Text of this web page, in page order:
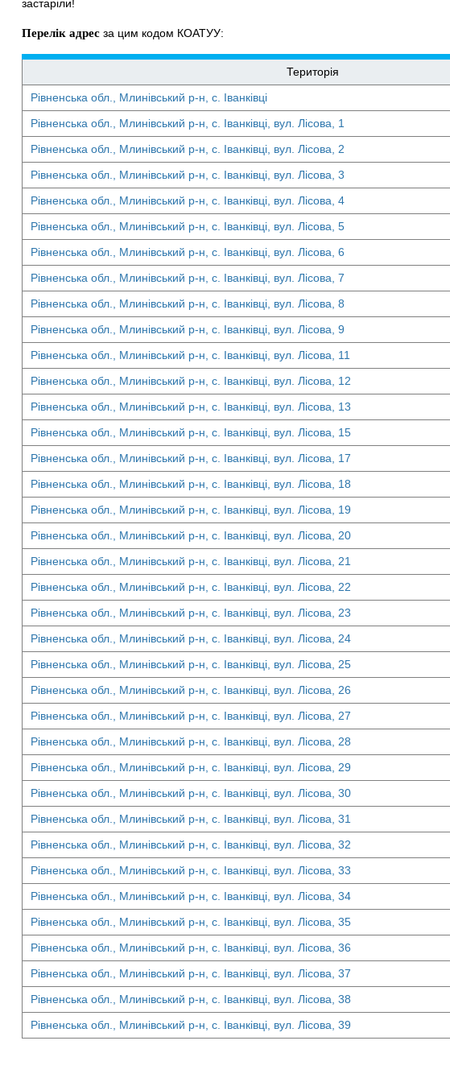
застаріли!
Перелік адрес за цим кодом КОАТУУ:
Територія
Рівненська обл., Млинівський р-н, с. Іванківці
Рівненська обл., Млинівський р-н, с. Іванківці, вул. Лісова, 1
Рівненська обл., Млинівський р-н, с. Іванківці, вул. Лісова, 2
Рівненська обл., Млинівський р-н, с. Іванківці, вул. Лісова, 3
Рівненська обл., Млинівський р-н, с. Іванківці, вул. Лісова, 4
Рівненська обл., Млинівський р-н, с. Іванківці, вул. Лісова, 5
Рівненська обл., Млинівський р-н, с. Іванківці, вул. Лісова, 6
Рівненська обл., Млинівський р-н, с. Іванківці, вул. Лісова, 7
Рівненська обл., Млинівський р-н, с. Іванківці, вул. Лісова, 8
Рівненська обл., Млинівський р-н, с. Іванківці, вул. Лісова, 9
Рівненська обл., Млинівський р-н, с. Іванківці, вул. Лісова, 11
Рівненська обл., Млинівський р-н, с. Іванківці, вул. Лісова, 12
Рівненська обл., Млинівський р-н, с. Іванківці, вул. Лісова, 13
Рівненська обл., Млинівський р-н, с. Іванківці, вул. Лісова, 15
Рівненська обл., Млинівський р-н, с. Іванківці, вул. Лісова, 17
Рівненська обл., Млинівський р-н, с. Іванківці, вул. Лісова, 18
Рівненська обл., Млинівський р-н, с. Іванківці, вул. Лісова, 19
Рівненська обл., Млинівський р-н, с. Іванківці, вул. Лісова, 20
Рівненська обл., Млинівський р-н, с. Іванківці, вул. Лісова, 21
Рівненська обл., Млинівський р-н, с. Іванківці, вул. Лісова, 22
Рівненська обл., Млинівський р-н, с. Іванківці, вул. Лісова, 23
Рівненська обл., Млинівський р-н, с. Іванківці, вул. Лісова, 24
Рівненська обл., Млинівський р-н, с. Іванківці, вул. Лісова, 25
Рівненська обл., Млинівський р-н, с. Іванківці, вул. Лісова, 26
Рівненська обл., Млинівський р-н, с. Іванківці, вул. Лісова, 27
Рівненська обл., Млинівський р-н, с. Іванківці, вул. Лісова, 28
Рівненська обл., Млинівський р-н, с. Іванківці, вул. Лісова, 29
Рівненська обл., Млинівський р-н, с. Іванківці, вул. Лісова, 30
Рівненська обл., Млинівський р-н, с. Іванківці, вул. Лісова, 31
Рівненська обл., Млинівський р-н, с. Іванківці, вул. Лісова, 32
Рівненська обл., Млинівський р-н, с. Іванківці, вул. Лісова, 33
Рівненська обл., Млинівський р-н, с. Іванківці, вул. Лісова, 34
Рівненська обл., Млинівський р-н, с. Іванківці, вул. Лісова, 35
Рівненська обл., Млинівський р-н, с. Іванківці, вул. Лісова, 36
Рівненська обл., Млинівський р-н, с. Іванківці, вул. Лісова, 37
Рівненська обл., Млинівський р-н, с. Іванківці, вул. Лісова, 38
Рівненська обл., Млинівський р-н, с. Іванківці, вул. Лісова, 39